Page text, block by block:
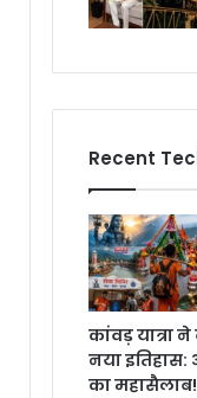
Recent
कांवड़ यात्रा
नया इतिहास:
का महासैलाब!